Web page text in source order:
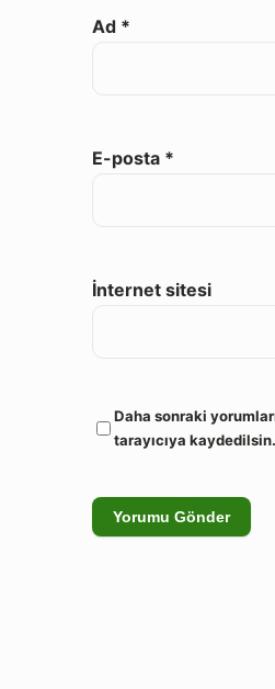
Ad *
E-posta *
İnternet sitesi
Daha sonraki
tarayıcıya kaydedilsin.